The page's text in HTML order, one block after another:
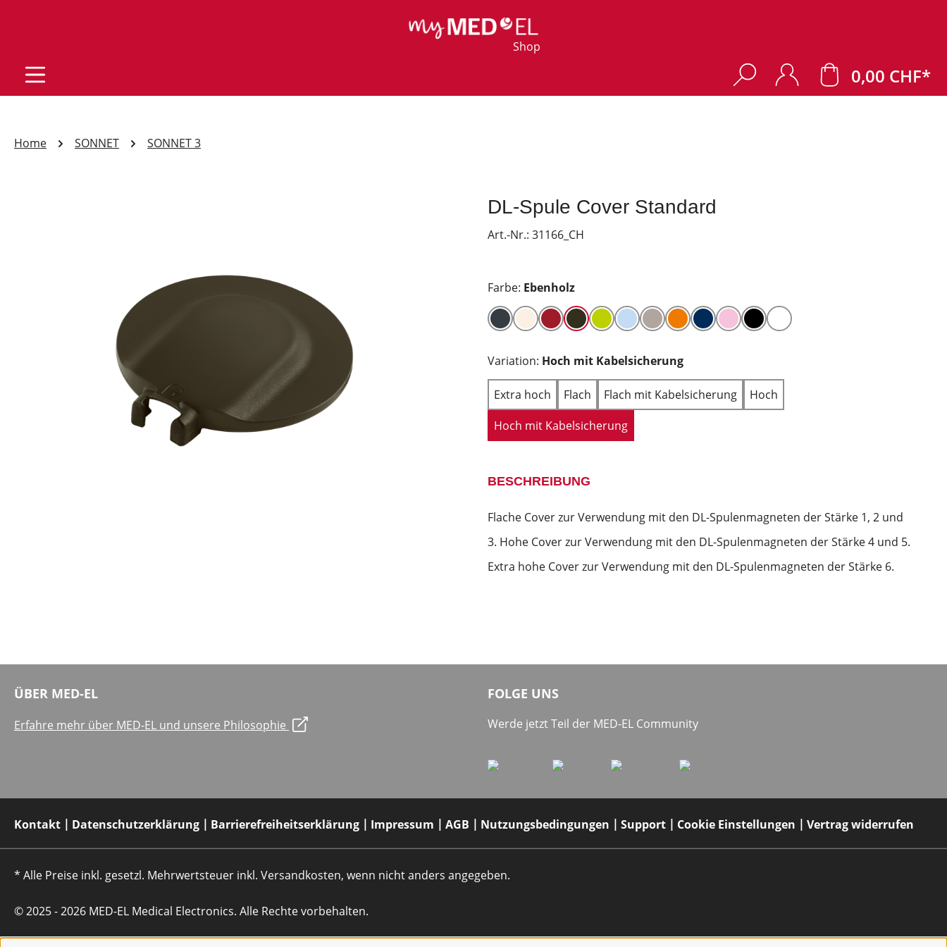
Shop
0,00 CHF*
Home SONNET SONNET 3
DL-Spule Cover Standard
Art.-Nr.: 31166_CH
Farbe: Ebenholz
Variation: Hoch mit Kabelsicherung
Extra hoch Flach Flach mit Kabelsicherung
Hoch
Hoch mit Kabelsicherung
BESCHREIBUNG
Flache Cover zur Verwendung mit den DL-Spulenmagneten der Stärke 1, 2 und
3. Hohe Cover zur Verwendung mit den DL-Spulenmagneten der Stärke 4 und 5.
Extra hohe Cover zur Verwendung mit den DL-Spulenmagneten der Stärke 6.
ÜBER MED-EL
Erfahre mehr über MED-EL und unsere Philosophie
FOLGE UNS
Werde jetzt Teil der MED-EL Community
Kontakt Datenschutzerklärung Barrierefreiheitserklärung Impressum AGB Nutzungsbedingungen Support Cookie Einstellungen Vertrag widerrufen
* Alle Preise inkl. gesetzl. Mehrwertsteuer inkl. Versandkosten, wenn nicht anders angegeben.
© 2025 - 2026 MED-EL Medical Electronics. Alle Rechte vorbehalten.